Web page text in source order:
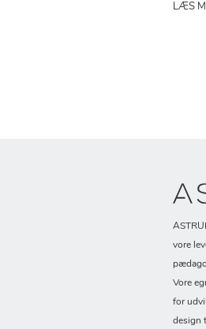
LÆS
vore
Vore
for
design